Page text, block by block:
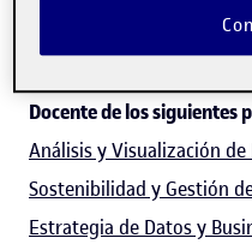
economía y la empresa
econometría) y teoría de
Docente de los siguientes
Análisis y Visualización
Sostenibilidad y Gestión
Estrategia de Datos y